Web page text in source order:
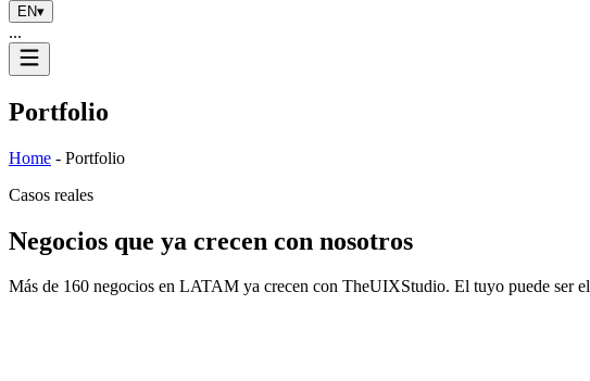
EN▾
...
Portfolio
Home - Portfolio
Casos reales
Negocios que ya crecen con nosotros
Más de 160 negocios en LATAM ya crecen con TheUIXStudio. El tuyo puede ser